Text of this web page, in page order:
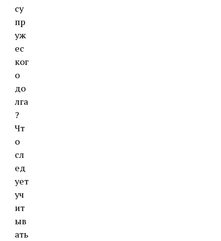
су
пр
уж
ес
ког
о
до
лга
?
Чт
о
сл
ед
ует
уч
ит
ыв
ать